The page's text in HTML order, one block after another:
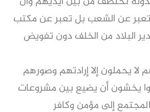
تعبر عن الشعب بل تعبر عن مكتب
البلاد من الخلف دون تفويض
لا يحملون إلا إرادتهم وصورهم
يخشون أن يضيع بين مشروعات
إلى مؤمن وكافر